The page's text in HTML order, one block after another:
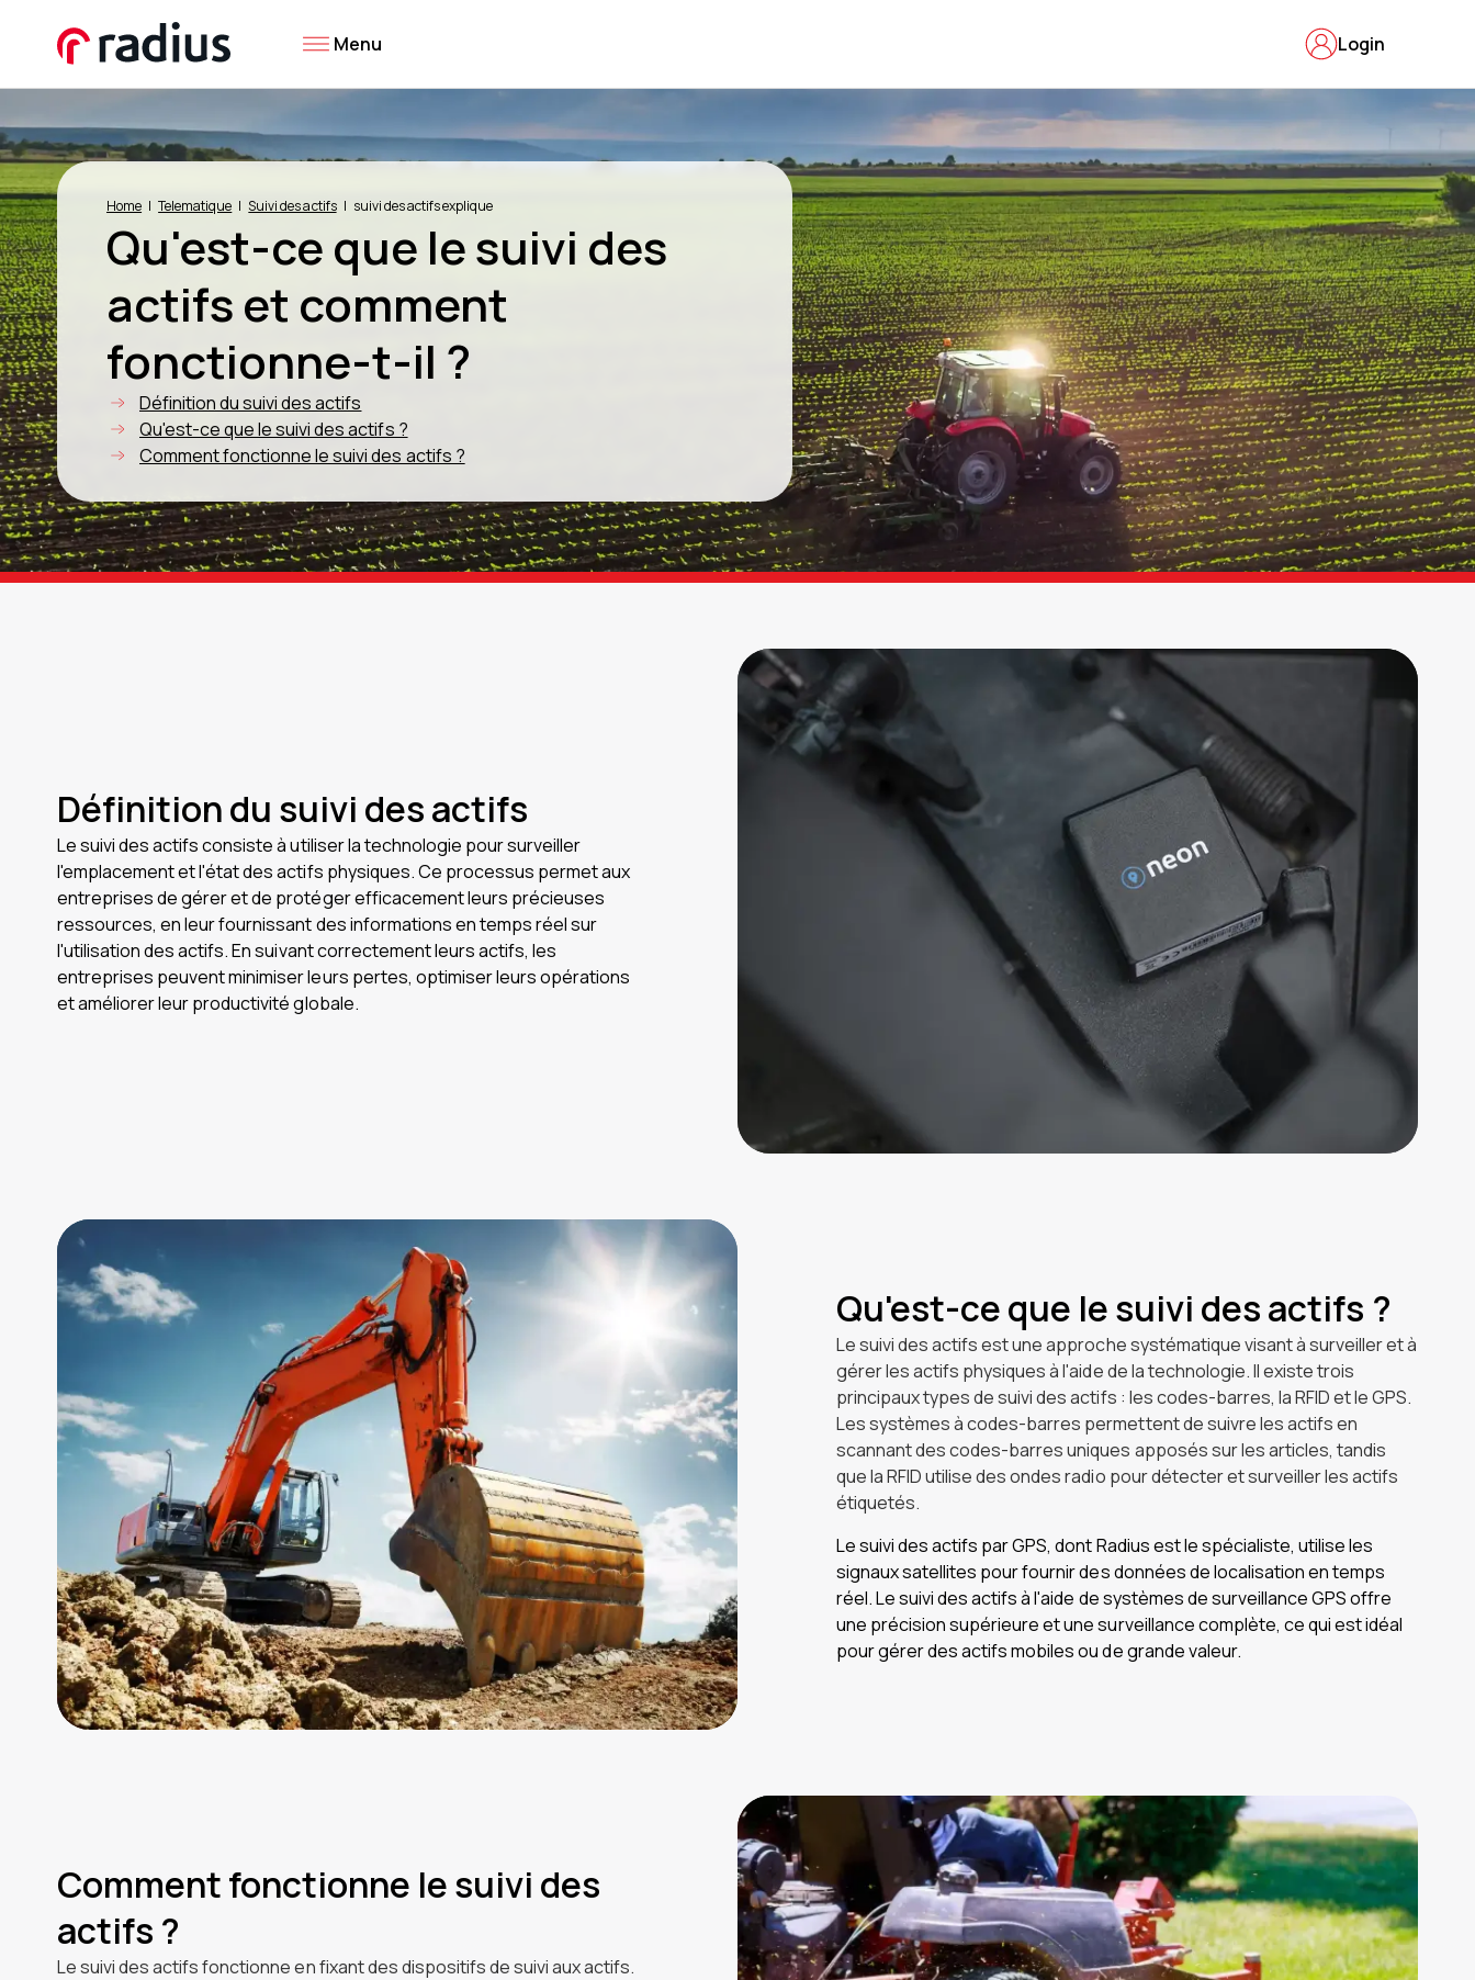
Login
Menu
Home Telematique Suivi des actifs suivi des actifs explique
Qu'est-ce que le suivi des
actifs et comment
fonctionne-t-il ?
Définition du suivi des actifs
Qu'est-ce que le suivi des actifs ?
Comment fonctionne le suivi des actifs ?
Définition du suivi des actifs
Le suivi des actifs consiste à utiliser la technologie pour surveiller
l'emplacement et l'état des actifs physiques. Ce processus permet aux
entreprises de gérer et de protéger efficacement leurs précieuses
ressources, en leur fournissant des informations en temps réel sur
l'utilisation des actifs. En suivant correctement leurs actifs, les
entreprises peuvent minimiser leurs pertes, optimiser leurs opérations
et améliorer leur productivité globale.
Qu'est-ce que le suivi des actifs ?
Le suivi des actifs est une approche systématique visant à surveiller et à
gérer les actifs physiques à l'aide de la technologie. Il existe trois
principaux types de suivi des actifs : les codes-barres, la RFID et le GPS.
Les systèmes à codes-barres permettent de suivre les actifs en
scannant des codes-barres uniques apposés sur les articles, tandis
que la RFID utilise des ondes radio pour détecter et surveiller les actifs
étiquetés.
Le suivi des actifs par GPS, dont Radius est le spécialiste, utilise les
signaux satellites pour fournir des données de localisation en temps
réel. Le suivi des actifs à l'aide de systèmes de surveillance GPS offre
une précision supérieure et une surveillance complète, ce qui est idéal
pour gérer des actifs mobiles ou de grande valeur.
Comment fonctionne le suivi des
actifs ?
Le suivi des actifs fonctionne en fixant des dispositifs de suivi aux actifs.